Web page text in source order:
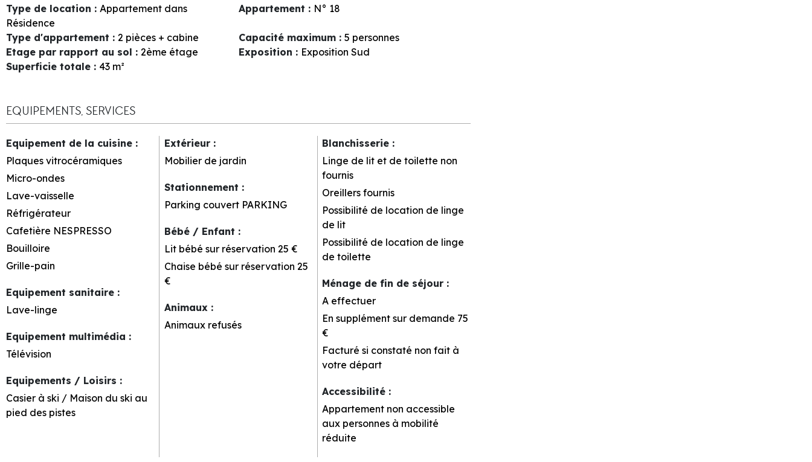
Type de location : Appartement dans
Résidence
Appartement : N° 18
Type d'appartement : 2 pièces + cabine Capacité maximum : 5 personnes
Etage par rapport au sol : 2ème étage Exposition : Exposition Sud
Superficie totale : 43 m²
EQUIPEMENTS, SERVICES
Equipement de la cuisine :
Plaques vitrocéramiques
Micro-ondes
Lave-vaisselle
Réfrigérateur
Cafetière NESPRESSO
Bouilloire
Grille-pain
Equipement sanitaire :
Lave-linge
Equipement multimédia :
Télévision
Equipements / Loisirs :
Casier à ski / Maison du ski au
pied des pistes
Extérieur :
Mobilier de jardin
Stationnement :
Parking couvert PARKING
Bébé / Enfant :
Lit bébé sur réservation 25 €
Chaise bébé sur réservation 25
€
Animaux :
Animaux refusés
Blanchisserie :
Linge de lit et de toilette non
fournis
Oreillers fournis
Possibilité de location de linge
de lit
Possibilité de location de linge
de toilette
Ménage de fin de séjour :
A effectuer
En supplément sur demande 75
€
Facturé si constaté non fait à
votre départ
Accessibilité :
Appartement non accessible
aux personnes à mobilité
réduite